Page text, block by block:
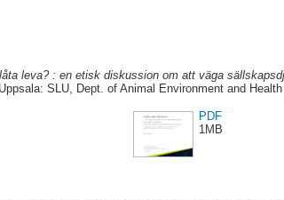
leva? : en etisk diskussion om att väga
Uppsala: SLU, Dept. of Animal Environment and
PDF
1MB